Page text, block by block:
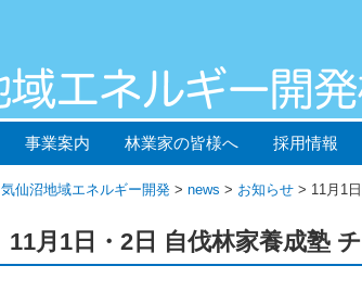
事業案内 林業家の皆様へ 採用情報
気仙沼地域エネルギー開発 > news > お知らせ > 11月1
11月1日・2日 自伐林家養成塾